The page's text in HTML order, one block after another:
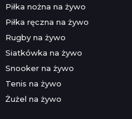
Piłka nożna na żywo
Piłka ręczna na żywo
Rugby na żywo
Siatkówka na żywo
Snooker na żywo
Tenis na żywo
Żużel na żywo